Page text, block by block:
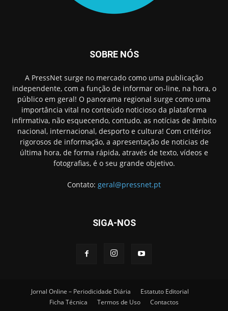
SOBRE NÓS
A PressNet surge no mercado como uma publicação
independente, com a função de informar on-line, na hora, o
público em geral! O panorama regional surge como uma
importância vital no conteúdo noticioso da plataforma
infirmativa, não esquecendo, contudo, as notícias de âmbito
nacional, internacional, desporto e cultura! Com critérios
rigorosos de informação, a apresentação de noticias de
última hora, de forma rápida, através de texto, vídeos e
fotografias, é o seu grande objetivo.
Contato: geral@pressnet.pt
SIGA-NOS
Jornal Online – Periodicidade Diária
Estatuto Editorial
Ficha Técnica
Termos de Uso Contactos